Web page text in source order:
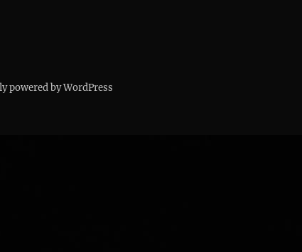
powered by WordPress